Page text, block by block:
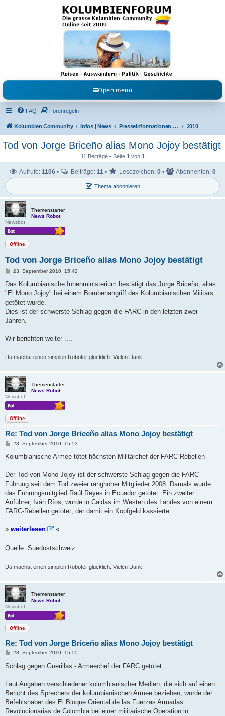
Kolumbienforum - Das
grosse Forum der
Freunde Kolumbiens
Reisen, Auswandern, Kultur, Politik, Geschichte und Visum in Kolumbien und Venezuela.
Austausch, Erfahrungen und Gemeinschaft im Kolumbienforum
Open menu
FAQ Forenregeln
Kolumbien Community Infos | News Presseinformationen & Neuigkeiten 2010
Tod von Jorge Briceño alias Mono Jojoy bestätigt
11 Beiträge • Seite 1von 1
Thema abonnieren
Aufrufe: 1106 • Beiträge: 11 • Lesezeichen: 0 • Abonnenten: 0
Themenstarter
News Robot
Newsbot
Offline
Tod von Jorge Briceño alias Mono Jojoy bestätigt
B
i
r
a
23. September 2010, 15:42
Das Kolumbianische Innenministerium bestätigt das Jorge Briceño, alias
"El Mono Jojoy" bei einem Bombenangriff des Kolumbianischen Militärs
getötet wurde.
Dies ist der schwerste Schlag gegen die FARC in den letzten zwei
Jahren.
Wir berichten weiter ....
Du machst einen simplen Roboter glücklich. Vielen Dank!
Themenstarter
News Robot
Newsbot
Offline
Re: Tod von Jorge Briceño alias Mono Jojoy bestätigt
B
i
a
23. September 2010, 15:53
Kolumbianische Armee tötet höchsten Militärchef der FARC-Rebellen
Der Tod von Mono Jojoy ist der schwerste Schlag gegen die FARC-
Führung seit dem Tod zweier ranghoher Mitglieder 2008. Damals wurde
das Führungsmitglied Raúl Reyes in Ecuador getötet. Ein zweiter
Anführer, Iván Ríos, wurde in Caldas im Westen des Landes von einem
FARC-Rebellen getötet, der damit ein Kopfgeld kassierte.
» weiterlesen «
Quelle: Suedostschweiz
Du machst einen simplen Roboter glücklich. Vielen Dank!
Themenstarter
News Robot
Newsbot
Offline
Re: Tod von Jorge Briceño alias Mono Jojoy bestätigt
B
i
a
23. September 2010, 15:55
Schlag gegen Guerillas - Armeechef der FARC getötet
Laut Angaben verschiedener kolumbianischer Medien, die sich auf einen
Bericht des Sprechers der kolumbianischen Armee beziehen, wurde der
Befehlshaber des El Bloque Oriental de las Fuerzas Armadas
Revolucionarias de Colombia bei einer militärische Operation in